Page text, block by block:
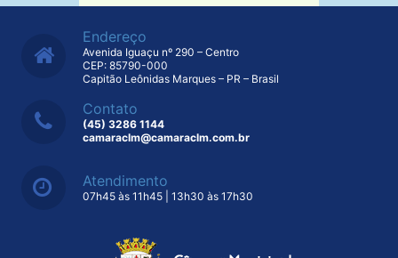
Endereço
Avenida Iguaçu nº 290 – Centro
CEP: 85790-000
Capitão Leônidas Marques – PR – Brasil
Contato
(45) 3286 1144
camaraclm@camaraclm.com.br
Atendimento
07h45 às 11h45 | 13h30 às 17h30